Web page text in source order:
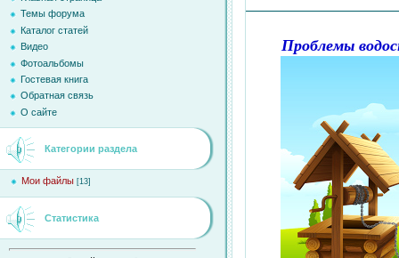
Темы форума
Каталог статей
Видео
Фотоальбомы
Гостевая книга
Обратная связь
О сайте
Категории раздела
Мои файлы [13]
Статистика
Проблемы